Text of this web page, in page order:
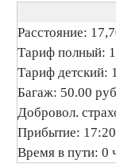
Расстояние:
Тариф полный:
Тариф детский:
Багаж: 50.00
Добровол.
Прибытие: 17:20
Время в пути: 0